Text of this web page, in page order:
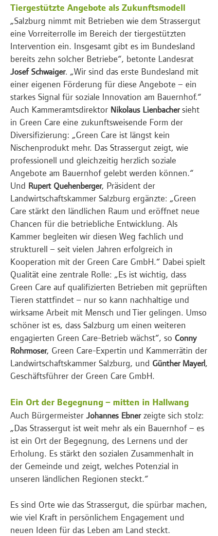
Tiergestützte Angebote als Zukunftsmodell
„Salzburg nimmt mit Betrieben wie dem Strassergut
eine Vorreiterrolle im Bereich der tiergestützten
Intervention ein. Insgesamt gibt es im Bundesland
bereits zehn solcher Betriebe“, betonte Landesrat
Josef Schwaiger. „Wir sind das erste Bundesland mit
einer eigenen Förderung für diese Angebote – ein
starkes Signal für soziale Innovation am Bauernhof.“
Auch Kammeramtsdirektor Nikolaus Lienbachersieht
in Green Care eine zukunftsweisende Form der
Diversifizierung: „Green Care ist längst kein
Nischenprodukt mehr. Das Strassergut zeigt, wie
professionell und gleichzeitig herzlich soziale
Angebote am Bauernhof gelebt werden können.“
Und Rupert Quehenberger, Präsident der
Landwirtschaftskammer Salzburg ergänzte: „Green
Care stärkt den ländlichen Raum und eröffnet neue
Chancen für die betriebliche Entwicklung. Als
Kammer begleiten wir diesen Weg fachlich und
strukturell – seit vielen Jahren erfolgreich in
Kooperation mit der Green Care GmbH.“ Dabei spielt
Qualität eine zentrale Rolle: „Es ist wichtig, dass
Green Care auf qualifizierten Betrieben mit geprüften
Tieren stattfindet – nur so kann nachhaltige und
wirksame Arbeit mit Mensch und Tier gelingen. Umso
schöner ist es, dass Salzburg um einen weiteren
engagierten Green Care-Betrieb wächst“, so Conny
Rohrmoser, Green Care-Expertin und Kammerrätin der
Landwirtschaftskammer Salzburg, und Günther Mayerl,
Geschäftsführer der Green Care GmbH.
Ein Ort der Begegnung – mitten in Hallwang
Auch Bürgermeister Johannes Ebnerzeigte sich stolz:
„Das Strassergut ist weit mehr als ein Bauernhof – es
ist ein Ort der Begegnung, des Lernens und der
Erholung. Es stärkt den sozialen Zusammenhalt in
der Gemeinde und zeigt, welches Potenzial in
unseren ländlichen Regionen steckt.“
Es sind Orte wie das Strassergut, die spürbar machen,
wie viel Kraft in persönlichem Engagement und
neuen Ideen für das Leben am Land steckt.